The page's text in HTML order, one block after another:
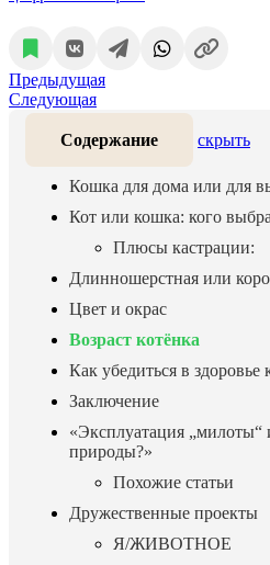
Предыдущая
Следующая
Содержание скрыть
Кошка для дома или для
Кот или кошка: кого
Плюсы кастрации:
Длинношерстная или
Цвет и окрас
Возраст котёнка
Как убедиться в здоровье
Заключение
«Эксплуатация „милоты“
природы?»
Похожие статьи
Дружественные проекты
Я/ЖИВОТНОЕ